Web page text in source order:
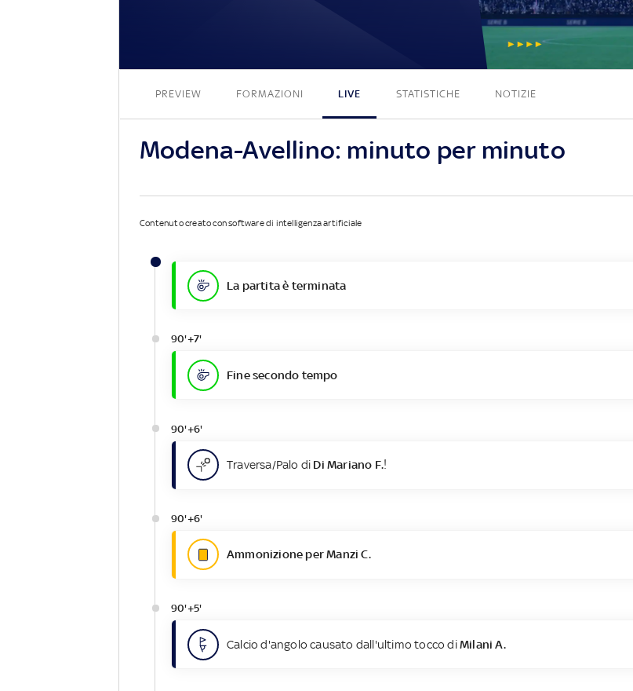
1 - 1
PREVIEW FORMAZIONI LIVE STATISTICHE NOTIZIE
Modena-Avellino: minuto per minuto
Contenuto creato con software di intelligenza artificiale
La partita è terminata
90'+7'
Fine secondo tempo
90'+6'
Traversa/Palo di Di Mariano F.!
90'+6'
Ammonizione per Manzi C.
90'+5'
Calcio d'angolo causato dall'ultimo tocco diMilani A.